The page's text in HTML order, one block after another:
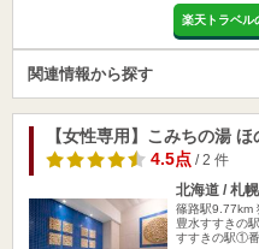
楽天トラベル
関連情報から探す
【女性専用】こみちの湯 ほ
4.5点/ 2 件
北海道 / 札
篠路駅9.77km
豊水すすきの
すすきの駅①